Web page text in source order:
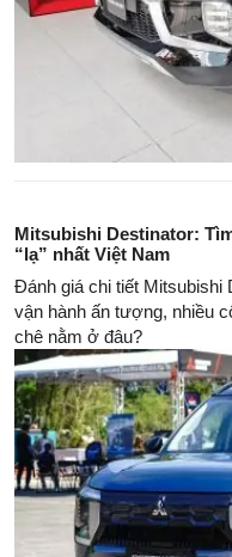
Mitsubishi Destinator:
“lạ” nhất Việt Nam
Đánh giá chi tiết Mitsubishi
vận hành ấn tượng, nhiều
chê nằm ở đâu?